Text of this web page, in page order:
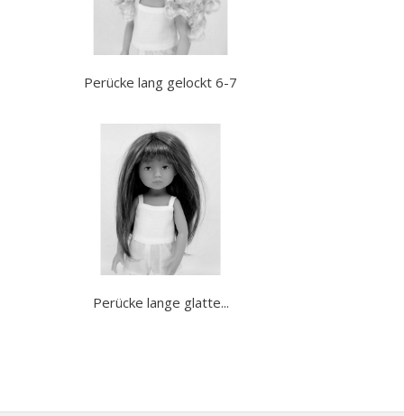
Perücke lang gelockt 6-7
Perücke lange glatte...